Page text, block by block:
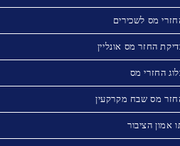
מס לשכירים
החזר מס אונליין
החזרי מס
מס שבח מקרקעין
אמון הציבור